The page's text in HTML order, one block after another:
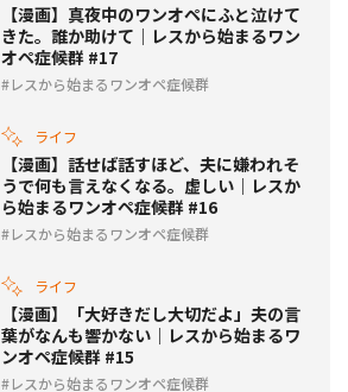
【漫画】真夜中のワンオペにふと泣けて
きた。誰か助けて｜レスから始まるワン
オペ症候群 #17
レスから始まるワンオペ症候群
ライフ
【漫画】話せば話すほど、夫に嫌われそ
うで何も言えなくなる。虚しい｜レスか
ら始まるワンオペ症候群 #16
レスから始まるワンオペ症候群
ライフ
【漫画】「大好きだし大切だよ」夫の言
葉がなんも響かない｜レスから始まるワ
ンオペ症候群 #15
レスから始まるワンオペ症候群